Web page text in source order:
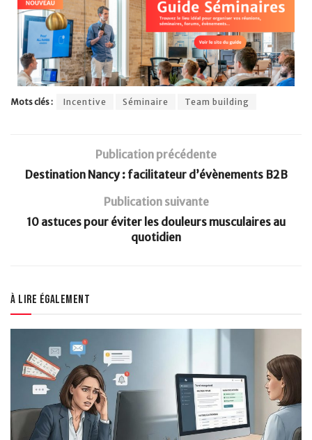
Mots clés : Incentive Séminaire Team building
Publication précédente
Destination Nancy : facilitateur d’évènements B2B
Publication suivante
10 astuces pour éviter les douleurs musculaires au
quotidien
À lire également